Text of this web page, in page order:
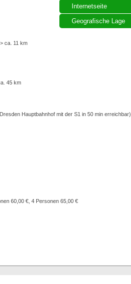
Internetseite
Geografische Lage
ca. 11 km
45 km
Hauptbahnhof mit der S1 in 50 min erreichbar)
60,00 €, 4 Personen 65,00 €